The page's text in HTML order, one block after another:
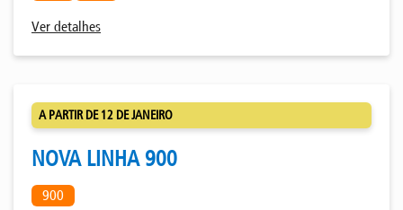
Ver detalhes
A PARTIR DE 12 DE JANEIRO
NOVA LINHA 900
900